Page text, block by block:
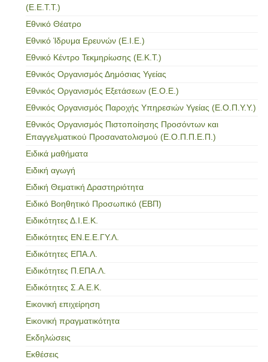
(Ε.Ε.Τ.Τ.)
Εθνικό Θέατρο
Εθνικό Ίδρυμα Ερευνών (Ε.Ι.Ε.)
Εθνικό Κέντρο Τεκμηρίωσης (Ε.Κ.Τ.)
Εθνικός Οργανισμός Δημόσιας Υγείας
Εθνικός Οργανισμός Εξετάσεων (Ε.Ο.Ε.)
Εθνικός Οργανισμός Παροχής Υπηρεσιών Υγείας (Ε.Ο.Π.Υ.Υ.)
Εθνικός Οργανισμός Πιστοποίησης Προσόντων και
Επαγγελματικού Προσανατολισμού (Ε.Ο.Π.Π.Ε.Π.)
Ειδικά μαθήματα
Ειδική αγωγή
Ειδική Θεματική Δραστηριότητα
Ειδικό Βοηθητικό Προσωπικό (ΕΒΠ)
Ειδικότητες Δ.Ι.Ε.Κ.
Ειδικότητες ΕΝ.Ε.Ε.ΓΥ.Λ.
Ειδικότητες ΕΠΑ.Λ.
Ειδικότητες Π.ΕΠΑ.Λ.
Ειδικότητες Σ.Α.Ε.Κ.
Εικονική επιχείρηση
Εικονική πραγματικότητα
Εκδηλώσεις
Εκθέσεις